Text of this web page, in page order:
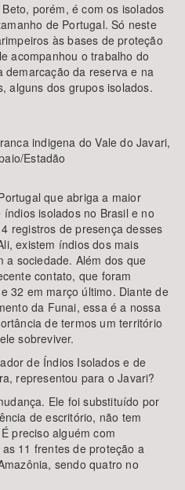
porém, é com os isolados
de Portugal. Só neste
às bases de proteção
acompanhou o trabalho do
demarcação da reserva e na
alguns dos grupos isolados.
indigena do Vale do Javari,
Estadão
que abriga a maior
isolados no Brasil e no
registros de presença desses
existem índios dos mais
a sociedade. Além dos que
contato, que foram
32 em março último. Diante de
da Funai, essa é a nossa
de termos um território
sobreviver.
de Índios Isolados e de
representou para o Javari?
Ele foi substituído por
de escritório, não tem
preciso alguém com
11 frentes de proteção a
sendo quatro no